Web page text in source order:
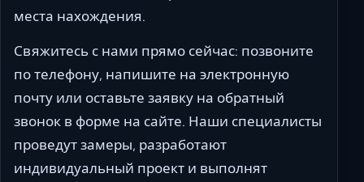
места нахождения.
Свяжитесь с нами прямо сейчас: позвоните
по телефону, напишите на электронную
почту или оставьте заявку на обратный
звонок в форме на сайте. Наши специалисты
проведут замеры, разработают
индивидуальный проект и выполнят